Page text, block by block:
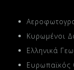
Κυρωμένοι
Ελληνικά
Ευρωπαϊκός